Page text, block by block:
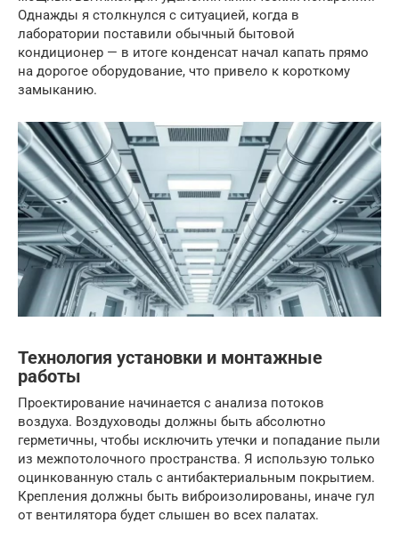
Однажды я столкнулся с ситуацией, когда в
лаборатории поставили обычный бытовой
кондиционер — в итоге конденсат начал капать прямо
на дорогое оборудование, что привело к короткому
замыканию.
Технология установки и монтажные
работы
Проектирование начинается с анализа потоков
воздуха. Воздуховоды должны быть абсолютно
герметичны, чтобы исключить утечки и попадание пыли
из межпотолочного пространства. Я использую только
оцинкованную сталь с антибактериальным покрытием.
Крепления должны быть виброизолированы, иначе гул
от вентилятора будет слышен во всех палатах.